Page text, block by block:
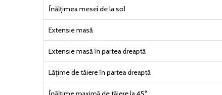
Înălțimea mesei de la sol
Extensie masă
Extensie masă în partea dreaptă
Lățime de tăiere în partea dreaptă